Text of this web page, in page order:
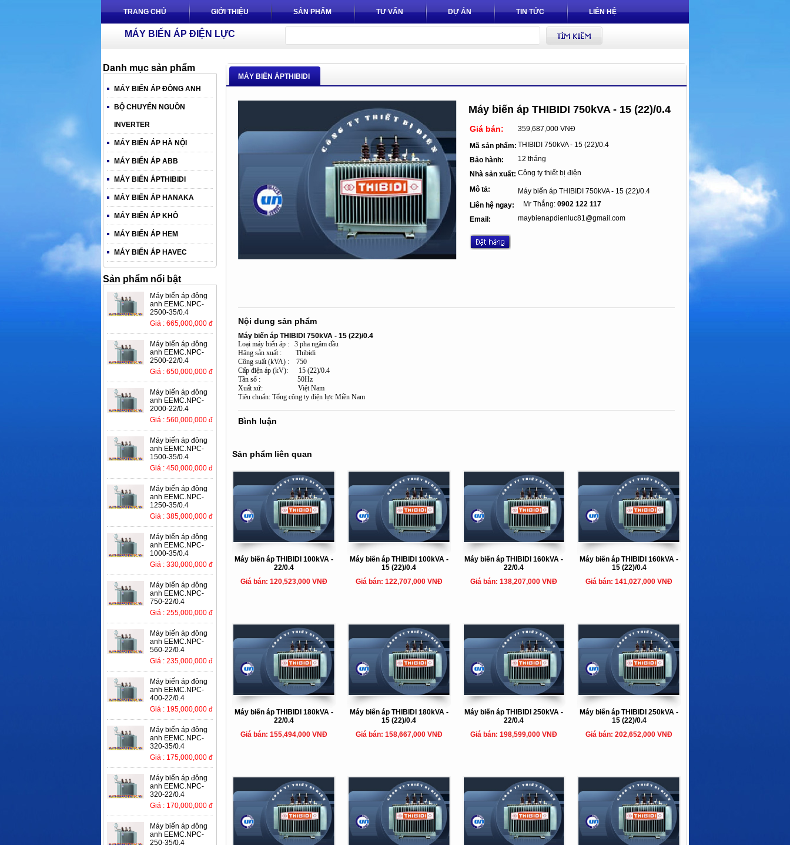
TRANG CHỦ GIỚI THIỆU SẢN PHẨM TƯ VẤN DỰ ÁN TIN TỨC LIÊN HỆ
MÁY BIẾN ÁP ĐIỆN LỰC
MÁY BIẾN ÁPTHIBIDI
Máy biến áp THIBIDI 750kVA - 15 (22)/0.4
Giá bán: 359,687,000 VNĐ
Mã sản phẩm: THIBIDI 750kVA - 15 (22)/0.4
Bảo hành:
12 tháng
Nhà sản xuất: Công ty thiết bị điện
Mô tả:
Máy biến áp THIBIDI 750kVA - 15 (22)/0.4
Liên hệ ngay:
Mr Thắng: 0902 122 117
Email:
maybienapdienluc81@gmail.com
Nội dung sản phẩm
Máy biến áp THIBIDI 750kVA - 15 (22)/0.4
Loại máy biến áp : 3 pha ngâm dầu
Hãng sản xuất : Thibidi
Công suất (kVA) : 750
Cấp điện áp (kV): 15 (22)/0.4
Tần số : 50Hz
Xuất xứ: Việt Nam
Tiêu chuẩn: Tổng công ty điện lực Miền Nam
Bình luận
Sản phẩm liên quan
Máy biến áp THIBIDI 100kVA -
22/0.4
Giá bán: 120,523,000 VNĐ
Máy biến áp THIBIDI 100kVA -
15 (22)/0.4
Giá bán: 122,707,000 VNĐ
Máy biến áp THIBIDI 160kVA -
22/0.4
Giá bán: 138,207,000 VNĐ
Máy biến áp THIBIDI 160kVA -
15 (22)/0.4
Giá bán: 141,027,000 VNĐ
Máy biến áp THIBIDI 180kVA -
22/0.4
Giá bán: 155,494,000 VNĐ
Máy biến áp THIBIDI 180kVA -
15 (22)/0.4
Giá bán: 158,667,000 VNĐ
Máy biến áp THIBIDI 250kVA -
22/0.4
Giá bán: 198,599,000 VNĐ
Máy biến áp THIBIDI 250kVA -
15 (22)/0.4
Giá bán: 202,652,000 VNĐ
Danh mục sản phẩm
MÁY BIẾN ÁP ĐÔNG ANH
BỘ CHUYỂN NGUỒN
INVERTER
MÁY BIẾN ÁP HÀ NỘI
MÁY BIẾN ÁP ABB
MÁY BIẾN ÁPTHIBIDI
MÁY BIẾN ÁP HANAKA
MÁY BIẾN ÁP KHÔ
MÁY BIẾN ÁP HEM
MÁY BIẾN ÁP HAVEC
Sản phẩm nổi bật
Máy biến áp đông
anh EEMC.NPC-
2500-35/0.4
Giá : 665,000,000 đ
Máy biến áp đông
anh EEMC.NPC-
2500-22/0.4
Giá : 650,000,000 đ
Máy biến áp đông
anh EEMC.NPC-
2000-22/0.4
Giá : 560,000,000 đ
Máy biến áp đông
anh EEMC.NPC-
1500-35/0.4
Giá : 450,000,000 đ
Máy biến áp đông
anh EEMC.NPC-
1250-35/0.4
Giá : 385,000,000 đ
Máy biến áp đông
anh EEMC.NPC-
1000-35/0.4
Giá : 330,000,000 đ
Máy biến áp đông
anh EEMC.NPC-
750-22/0.4
Giá : 255,000,000 đ
Máy biến áp đông
anh EEMC.NPC-
560-22/0.4
Giá : 235,000,000 đ
Máy biến áp đông
anh EEMC.NPC-
400-22/0.4
Giá : 195,000,000 đ
Máy biến áp đông
anh EEMC.NPC-
320-35/0.4
Giá : 175,000,000 đ
Máy biến áp đông
anh EEMC.NPC-
320-22/0.4
Giá : 170,000,000 đ
Máy biến áp đông
anh EEMC.NPC-
250-35/0.4